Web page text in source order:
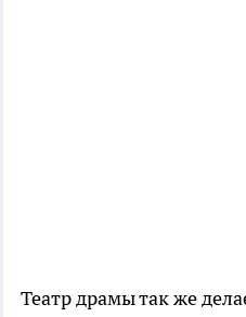
Театр драмы так же